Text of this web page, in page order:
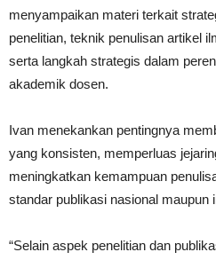
menyampaikan materi terkait
penelitian, teknik penulisan artikel
serta langkah strategis dalam
akademik dosen.
Ivan menekankan pentingnya
yang konsisten, memperluas
meningkatkan kemampuan
standar publikasi nasional maupun
“Selain aspek penelitian dan